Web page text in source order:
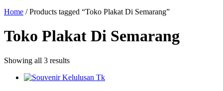
Home / Products tagged “Toko Plakat Di Semarang”
Toko Plakat Di Semarang
Showing all 3 results